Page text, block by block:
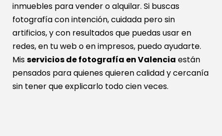
inmuebles para vender o alquilar. Si buscas
fotografía con intención, cuidada pero sin
artificios, y con resultados que puedas usar en
redes, en tu web o en impresos, puedo ayudarte.
Misservicios de fotografía en Valencia están
pensados para quienes quieren calidad y cercanía
sin tener que explicarlo todo cien veces.